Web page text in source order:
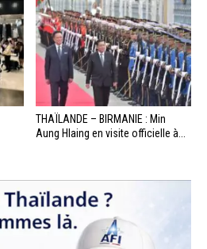
THAÏLANDE – BIRMANIE : Min
Aung Hlaing en visite officielle à...